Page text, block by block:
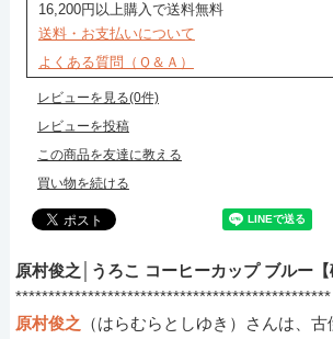
16,200円以上購入で送料無料
送料・お支払いについて
よくある質問（Ｑ＆Ａ）
レビューを見る(0件)
レビューを投稿
この商品を友達に教える
買い物を続ける
原村俊之│うろこ コーヒーカップ ブルー【
************************************************
原村俊之 （はらむらとしゆき）さんは、